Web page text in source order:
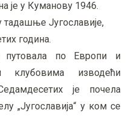
је у Куманову 1946.
тадашње Југославије,
година.
путовала по Европи и
клубовима изводећи
је почела
„Југославија“ у ком се